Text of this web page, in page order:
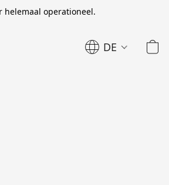
helemaal operationeel.
DE